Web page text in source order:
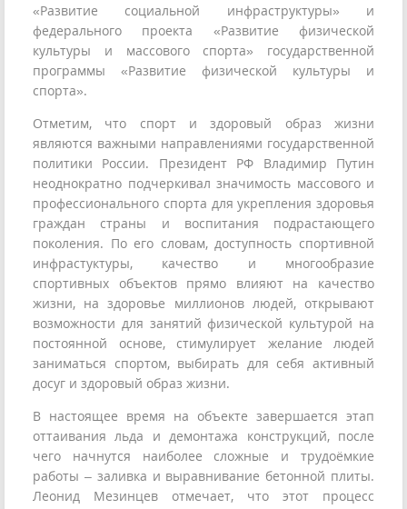
«Развитие социальной инфраструктуры» и
федерального проекта «Развитие физической
культуры и массового спорта» государственной
программы «Развитие физической культуры и
спорта».
Отметим, что спорт и здоровый образ жизни
являются важными направлениями государственной
политики России. Президент РФ Владимир Путин
неоднократно подчеркивал значимость массового и
профессионального спорта для укрепления здоровья
граждан страны и воспитания подрастающего
поколения. По его словам, доступность спортивной
инфрастуктуры, качество и многообразие
спортивных объектов прямо влияют на качество
жизни, на здоровье миллионов людей, открывают
возможности для занятий физической культурой на
постоянной основе, стимулирует желание людей
заниматься спортом, выбирать для себя активный
досуг и здоровый образ жизни.
В настоящее время на объекте завершается этап
оттаивания льда и демонтажа конструкций, после
чего начнутся наиболее сложные и трудоёмкие
работы – заливка и выравнивание бетонной плиты.
Леонид Мезинцев отмечает, что этот процесс